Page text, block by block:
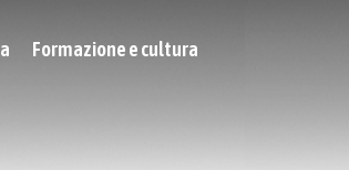
Formazione e cultura